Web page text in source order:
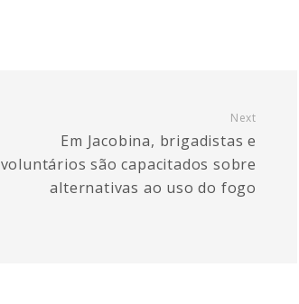
Next
Em Jacobina, brigadistas e
voluntários são capacitados sobre
alternativas ao uso do fogo